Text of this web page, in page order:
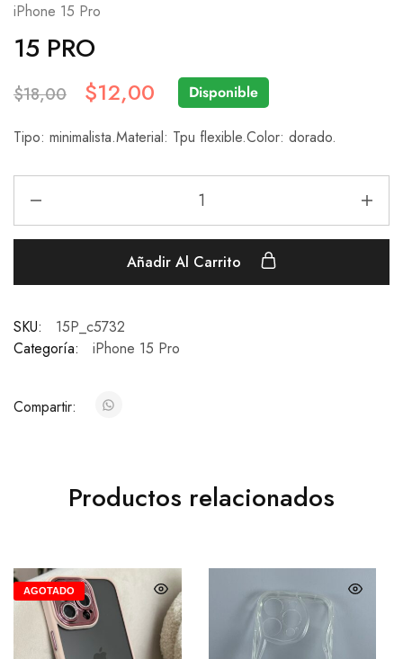
iPhone 15 Pro
15 PRO
$18,00 $12,00 Disponible
Tipo: minimalista.Material: Tpu flexible.Color: dorado.
Añadir Al Carrito
SKU:
15P_c5732
Categoría:
iPhone 15 Pro
Compartir:
Productos relacionados
AGOTADO